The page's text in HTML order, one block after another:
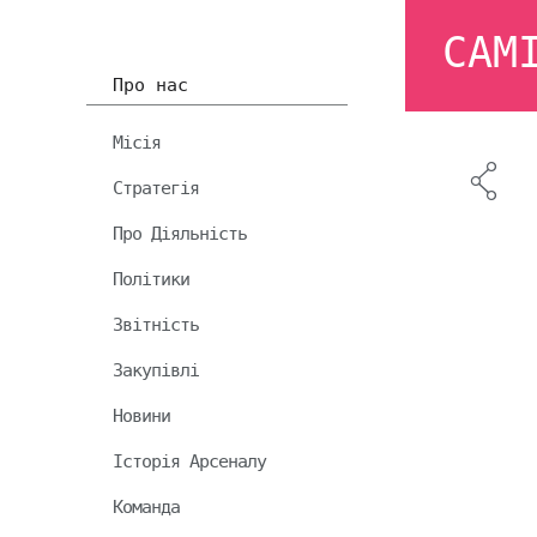
Про нас
Місія
Стратегія
Про Діяльність
Політики
Звітність
Закупівлі
Новини
Історія Арсеналу
Команда